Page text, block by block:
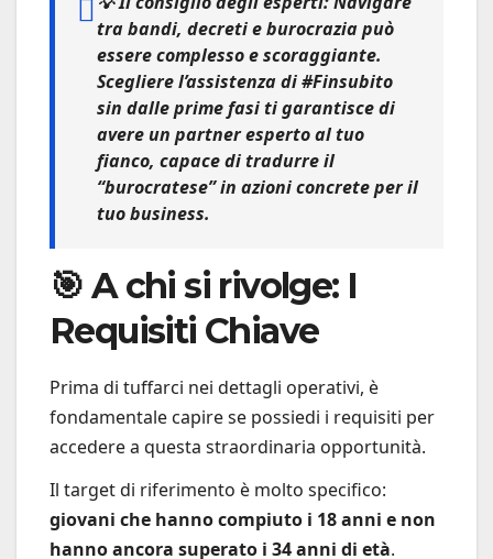
tra bandi, decreti e burocrazia può
essere complesso e scoraggiante.
Scegliere l’assistenza di#Finsubito
sin dalle prime fasi ti garantisce di
avere un partner esperto al tuo
fianco, capace di tradurre il
“burocratese” in azioni concrete per il
tuo business.
🎯 A chi si rivolge: I
Requisiti Chiave
Prima di tuffarci nei dettagli operativi, è
fondamentale capire se possiedi i requisiti per
accedere a questa straordinaria opportunità.
Il target di riferimento è molto specifico:
giovani che hanno compiuto i 18 anni e non
hanno ancora superato i 34 anni di età.